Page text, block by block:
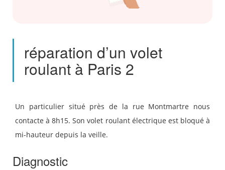
réparation d’un volet
roulant à Paris 2
Un particulier situé près de la rue Montmartre nous
contacte à 8h15. Son volet roulant électrique est bloqué à
mi-hauteur depuis la veille.
Diagnostic